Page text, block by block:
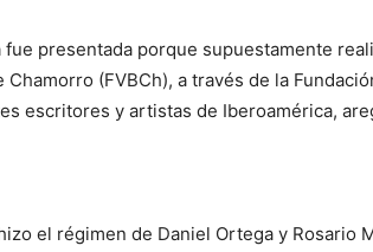
presentada porque supuestamente
(FVBCh), a través de la
escritores y artistas de Iberoamérica,
el régimen de Daniel Ortega y Rosario